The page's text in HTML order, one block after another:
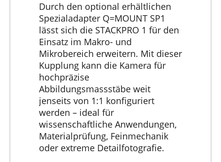
Durch den optional erhältlichen
Spezialadapter Q=MOUNT SP1
lässt sich die STACKPRO 1 für den
Einsatz im Makro- und
Mikrobereich erweitern. Mit dieser
Kupplung kann die Kamera für
hochpräzise
Abbildungsmassstäbe weit
jenseits von 1:1 konfiguriert
werden – ideal für
wissenschaftliche Anwendungen,
Materialprüfung, Feinmechanik
oder extreme Detailfotografie.